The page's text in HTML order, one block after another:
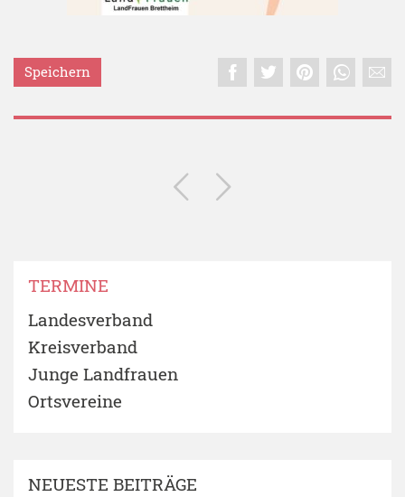
Speichern
TERMINE
Landesverband
Kreisverband
Junge Landfrauen
Ortsvereine
NEUESTE BEITRÄGE